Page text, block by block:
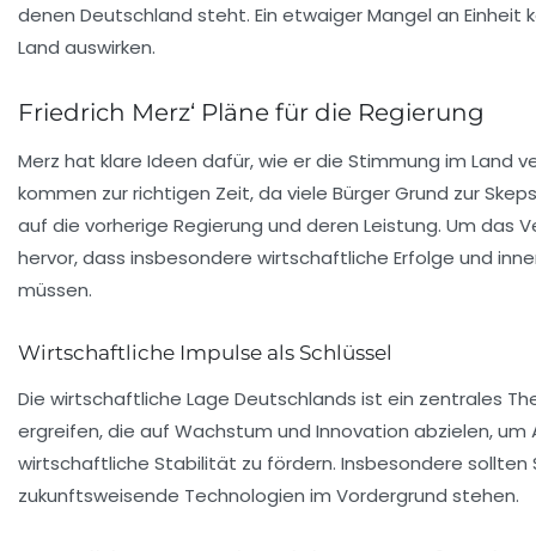
denen Deutschland steht. Ein etwaiger Mangel an
Land auswirken.
Friedrich Merz‘ Pläne für die Regierung
Merz hat klare Ideen dafür, wie er die Stimmung im Land
kommen zur richtigen Zeit, da viele Bürger Grund zur
auf die vorherige Regierung und deren Leistung. Um das
hervor, dass insbesondere wirtschaftliche Erfolge und
müssen.
Wirtschaftliche Impulse als Schlüssel
Die wirtschaftliche Lage Deutschlands ist ein zentrales
ergreifen, die auf Wachstum und Innovation abzielen, um
wirtschaftliche Stabilität zu fördern. Insbesondere sollten
zukunftsweisende Technologien im Vordergrund stehen.